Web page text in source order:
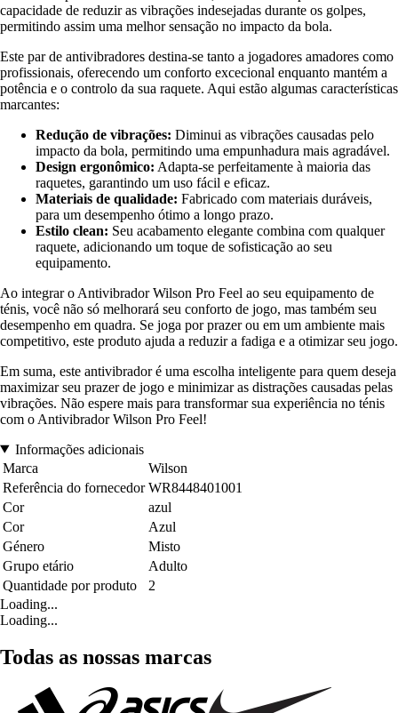
capacidade de reduzir as vibrações indesejadas durante os golpes,
permitindo assim uma melhor sensação no impacto da bola.
Este par de antivibradores destina-se tanto a jogadores amadores como
profissionais, oferecendo um conforto excecional enquanto mantém a
potência e o controlo da sua raquete. Aqui estão algumas características
marcantes:
Redução de vibrações: Diminui as vibrações causadas pelo
impacto da bola, permitindo uma empunhadura mais agradável.
Design ergonômico: Adapta-se perfeitamente à maioria das
raquetes, garantindo um uso fácil e eficaz.
Materiais de qualidade: Fabricado com materiais duráveis,
para um desempenho ótimo a longo prazo.
Estilo clean: Seu acabamento elegante combina com qualquer
raquete, adicionando um toque de sofisticação ao seu
equipamento.
Ao integrar o Antivibrador Wilson Pro Feel ao seu equipamento de
ténis, você não só melhorará seu conforto de jogo, mas também seu
desempenho em quadra. Se joga por prazer ou em um ambiente mais
competitivo, este produto ajuda a reduzir a fadiga e a otimizar seu jogo.
Em suma, este antivibrador é uma escolha inteligente para quem deseja
maximizar seu prazer de jogo e minimizar as distrações causadas pelas
vibrações. Não espere mais para transformar sua experiência no ténis
com o Antivibrador Wilson Pro Feel!
Informações adicionais
Marca
Wilson
Referência do fornecedor WR8448401001
Cor
azul
Cor
Azul
Género
Misto
Grupo etário
Adulto
Quantidade por produto
2
Loading...
Loading...
Todas as nossas marcas